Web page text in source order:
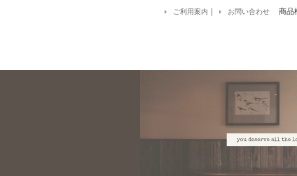
ご利用案内 ｜ お問い合わせ 商品